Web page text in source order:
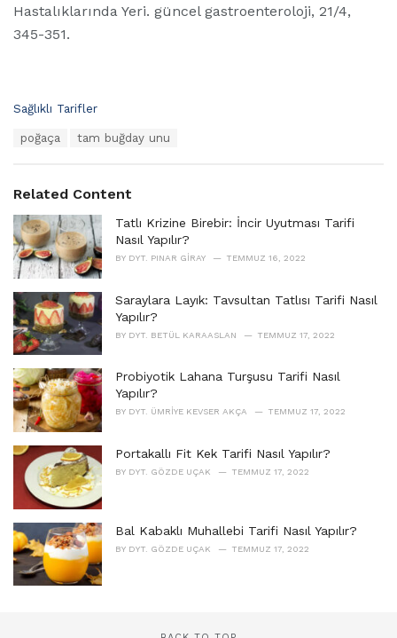
Hastalıklarında Yeri. güncel gastroenteroloji, 21/4,
345-351.
C
o
r
i
e
s
:
Sağlıklı Tarifler
:
poğaça tam buğday unu
Related Content
Tatlı Krizine Birebir: İncir Uyutması Tarifi
Nasıl Yapılır?
BY DYT. PINAR GIRAY TEMMUZ 16, 2022
Saraylara Layık: Tavsultan Tatlısı Tarifi Nasıl
Yapılır?
BY DYT. BETÜL KARAASLAN TEMMUZ 17, 2022
Probiyotik Lahana Turşusu Tarifi Nasıl
Yapılır?
BY DYT. ÜMRIYE KEVSER AKÇA TEMMUZ 17, 2022
Portakallı Fit Kek Tarifi Nasıl Yapılır?
BY DYT. GÖZDE UÇAK TEMMUZ 17, 2022
Bal Kabaklı Muhallebi Tarifi Nasıl Yapılır?
BY DYT. GÖZDE UÇAK TEMMUZ 17, 2022